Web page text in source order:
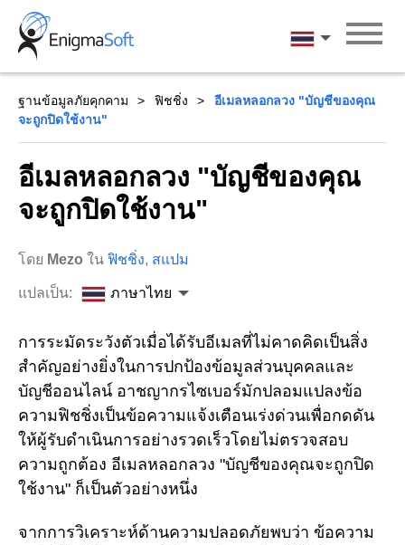
Skip
content
ภาษาไทย
ฐานข้อมูลภัยคุกคาม ฟิชชิ่ง
อีเมลหลอกลวง "บัญชีของคุณ
จะถูกปิดใช้งาน"
อีเมลหลอกลวง "บัญชีของคุณ
จะถูกปิดใช้งาน"
โดย Mezo ใน ฟิชชิ่ง, สแปม
แปลเป็น: ภาษาไทย
การระมัดระวังตัวเมื่อได้รับอีเมลที่ไม่คาดคิดเป็นสิ่ง
สำคัญอย่างยิ่งในการปกป้องข้อมูลส่วนบุคคลและ
บัญชีออนไลน์ อาชญากรไซเบอร์มักปลอมแปลงข้อ
ความฟิชชิ่งเป็นข้อความแจ้งเตือนเร่งด่วนเพื่อกดดัน
ให้ผู้รับดำเนินการอย่างรวดเร็วโดยไม่ตรวจสอบ
ความถูกต้อง อีเมลหลอกลวง "บัญชีของคุณจะถูกปิด
ใช้งาน" ก็เป็นตัวอย่างหนึ่ง
จากการวิเคราะห์ด้านความปลอดภัยพบว่า ข้อความ